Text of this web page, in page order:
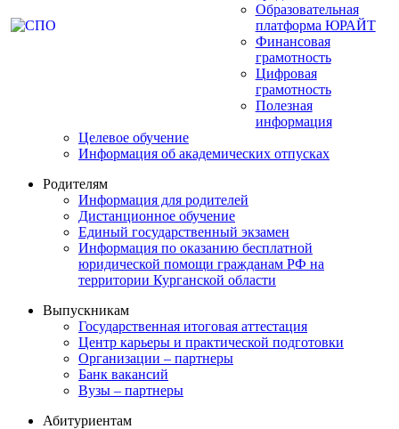
Образовательная
платформа ЮРАЙТ
Финансовая
грамотность
Цифровая
грамотность
Полезная
информация
Целевое обучение
Информация об академических отпусках
Родителям
Информация для родителей
Дистанционное обучение
Единый государственный экзамен
Информация по оказанию бесплатной
юридической помощи гражданам РФ на
территории Курганской области
Выпускникам
Государственная итоговая аттестация
Центр карьеры и практической подготовки
Организации – партнеры
Банк вакансий
Вузы – партнеры
Абитуриентам